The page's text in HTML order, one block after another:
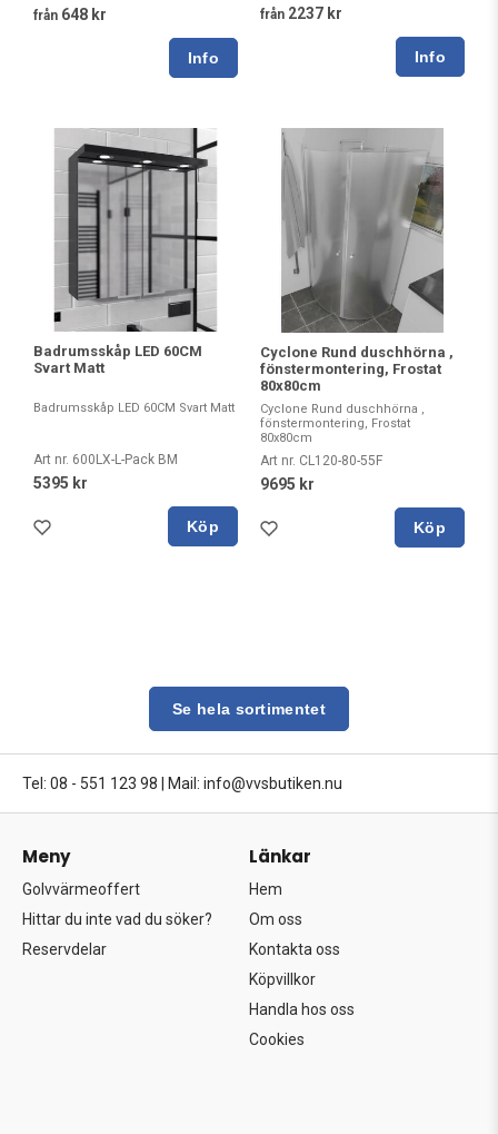
från 648 kr från 2237 kr
Badrumsskåp LED 60CM
Svart Matt
Badrumsskåp LED 60CM Svart Matt
Art nr. 600LX-L-Pack BM
5395 kr
Köp
Cyclone Rund duschhörna ,
fönstermontering, Frostat
80x80cm
Cyclone Rund duschhörna ,
fönstermontering, Frostat
80x80cm
Art nr. CL120-80-55F
9695 kr
Köp
Se hela sortimentet
Tel: 08 - 551 123 98 | Mail: info@vvsbutiken.nu
Meny
Golvvärmeoffert
Hittar du inte vad du söker?
Reservdelar
Länkar
Hem
Om oss
Kontakta oss
Köpvillkor
Handla hos oss
Cookies